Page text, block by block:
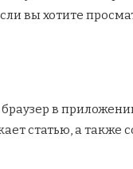
вы хотите
в
статью, а также